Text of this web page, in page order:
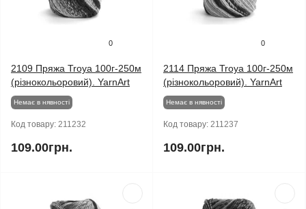
0
2109 Пряжа Troya 100г-250м
(різнокольоровий). YarnArt
Немає в нявності
Код товару: 211232
109.00грн.
0
2114 Пряжа Troya 100г-250м
(різнокольоровий). YarnArt
Немає в нявності
Код товару: 211237
109.00грн.